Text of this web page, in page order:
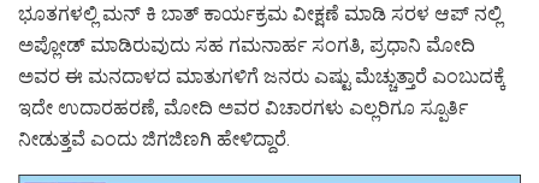
ಭೂತಗಳಲ್ಲಿ ಮನ್ ಕಿ ಬಾತ್ ಕಾರ್ಯಕ್ರಮ ವೀಕ್ಷಣೆ ಮಾಡಿ ಸರಳ ಆಪ್ ನಲ್ಲಿ
ಅಪ್ಲೋಡ್ ಮಾಡಿರುವುದು ಸಹ ಗಮನಾರ್ಹ ಸಂಗತಿ, ಪ್ರಧಾನಿ ಮೋದಿ
ಅವರ ಈ ಮನದಾಳದ ಮಾತುಗಳಿಗೆ ಜನರು ಎಷ್ಟು ಮೆಚ್ಚುತ್ತಾರೆ ಎಂಬುದಕ್ಕೆ
ಇದೇ ಉದಾರಹರಣೆ, ಮೋದಿ ಅವರ ವಿಚಾರಗಳು ಎಲ್ಲರಿಗೂ ಸ್ಪೂರ್ತಿ
ನೀಡುತ್ತವೆ ಎಂದು ಜಿಗಜಿಣಗಿ ಹೇಳಿದ್ದಾರೆ.